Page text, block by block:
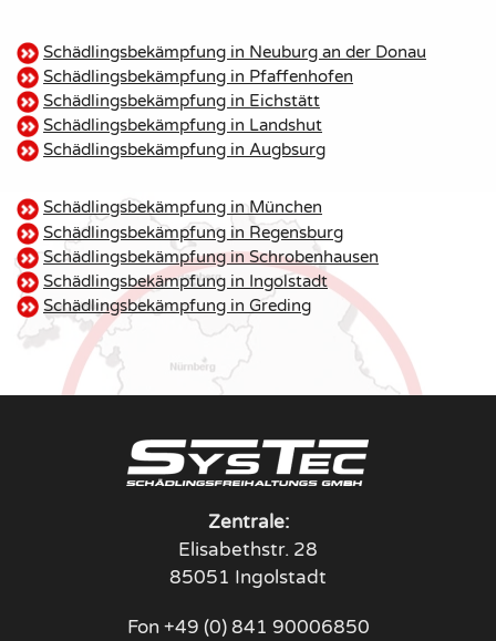
Schädlingsbekämpfung in Neuburg an der Donau
Schädlingsbekämpfung in Pfaffenhofen
Schädlingsbekämpfung in Eichstätt
Schädlingsbekämpfung in Landshut
Schädlingsbekämpfung in Augbsurg
Schädlingsbekämpfung in München
Schädlingsbekämpfung in Regensburg
Schädlingsbekämpfung in Schrobenhausen
Schädlingsbekämpfung in Ingolstadt
Schädlingsbekämpfung in Greding
Zentrale:
Elisabethstr. 28
85051 Ingolstadt
Fon +49 (0) 841 90006850